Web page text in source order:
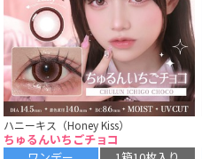
ハニーキス（Honey Kiss）
ちゅるんいちごチョコ